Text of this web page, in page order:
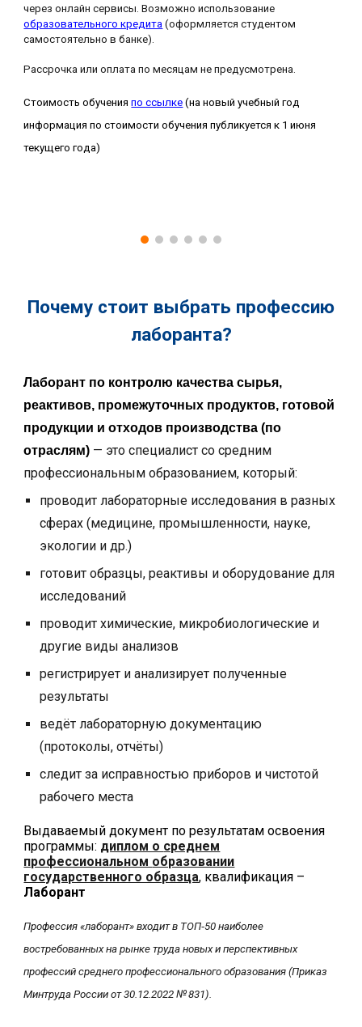
через онлайн сервисы. Возможно использование
образовательного кредита (оформляется студентом
самостоятельно в банке).
Рассрочка или оплата по месяцам не предусмотрена.
Стоимость обученияпо ссылке (на новый учебный год
информация по стоимости обучения публикуется к 1 июня
текущего года)
Почему стоит выбрать профессию
лаборанта?
Лаборант по контролю качества сырья,
реактивов, промежуточных продуктов, готовой
продукции и отходов производства (по
отраслям) — это специалист со средним
профессиональным образованием, который:
проводит лабораторные исследования в разных
сферах (медицине, промышленности, науке,
экологии и др.)
готовит образцы, реактивы и оборудование для
исследований
проводит химические, микробиологические и
другие виды анализов
регистрирует и анализирует полученные
результаты
ведёт лабораторную документацию
(протоколы, отчёты)
следит за исправностью приборов и чистотой
рабочего места
Выдаваемый документ по результатам освоения
программы: диплом о среднем
профессиональном образовании
государственного образца, квалификация –
Лаборант
Профессия «лаборант» входит в ТОП‑50 наиболее
востребованных на рынке труда новых и перспективных
профессий среднего профессионального образования (Приказ
Минтруда России от 30.12.2022 № 831).